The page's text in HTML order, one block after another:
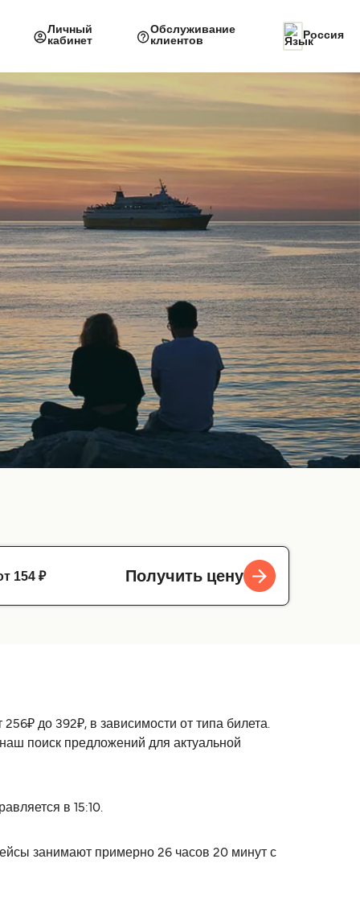
Личный
кабинет
Обслуживание
клиентов
Россия
154 ₽ Получить цену
до 392₽, в зависимости от типа билета.
поиск предложений для актуальной
в 15:10.
занимают примерно 26 часов 20 минут с